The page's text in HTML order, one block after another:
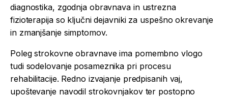
diagnostika, zgodnja obravnava in ustrezna
fizioterapija so ključni dejavniki za uspešno okrevanje
in zmanjšanje simptomov.
Poleg strokovne obravnave ima pomembno vlogo
tudi sodelovanje posameznika pri procesu
rehabilitacije. Redno izvajanje predpisanih vaj,
upoštevanje navodil strokovnjakov ter postopno